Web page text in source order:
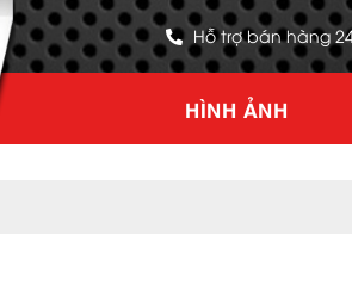
Hỗ trợ bán hàng
HÌNH ẢNH